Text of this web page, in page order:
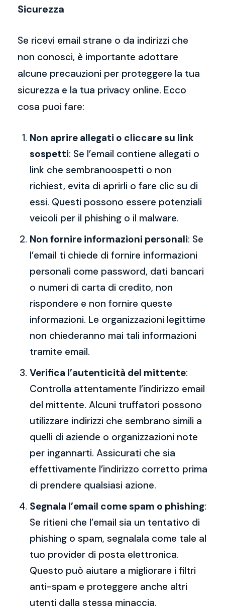
Sicurezza
Se ricevi email strane o da indirizzi che
non conosci, è importante adottare
alcune precauzioni per proteggere la tua
sicurezza e la tua privacy online. Ecco
cosa puoi fare:
Non aprire allegati o cliccare su link
sospetti: Se l’email contiene allegati o
link che sembranoospetti o non
richiest, evita di aprirli o fare clic su di
essi. Questi possono essere potenziali
veicoli per il phishing o il malware.
Non fornire informazioni personali: Se
l’email ti chiede di fornire informazioni
personali come password, dati bancari
o numeri di carta di credito, non
rispondere e non fornire queste
informazioni. Le organizzazioni legittime
non chiederanno mai tali informazioni
tramite email.
Verifica l’autenticità del mittente:
Controlla attentamente l’indirizzo email
del mittente. Alcuni truffatori possono
utilizzare indirizzi che sembrano simili a
quelli di aziende o organizzazioni note
per ingannarti. Assicurati che sia
effettivamente l’indirizzo corretto prima
di prendere qualsiasi azione.
Segnala l’email come spam o phishing:
Se ritieni che l’email sia un tentativo di
phishing o spam, segnalala come tale al
tuo provider di posta elettronica.
Questo può aiutare a migliorare i filtri
anti-spam e proteggere anche altri
utenti dalla stessa minaccia.